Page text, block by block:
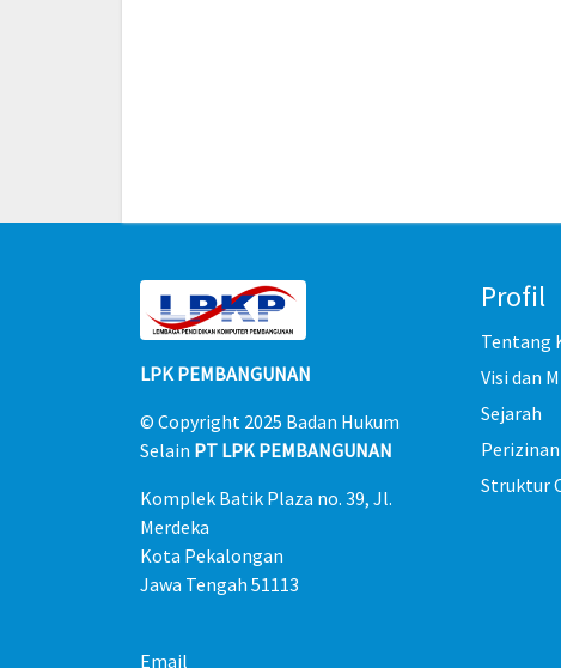
LPK PEMBANGUNAN
© Copyright 2025 Badan Hukum
Selain PT LPK PEMBANGUNAN
Komplek Batik Plaza no. 39, Jl.
Merdeka
Kota Pekalongan
Jawa Tengah 51113
Email
Profil
Tentang
Visi dan
Sejarah
Perizinan
Struktur